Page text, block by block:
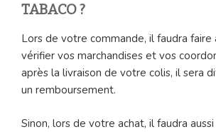
TABACO ?
Lors de votre commande, il faudra
vérifier vos marchandises et vos
après la livraison de votre colis, il sera
un remboursement.
Sinon, lors de votre achat, il faudra